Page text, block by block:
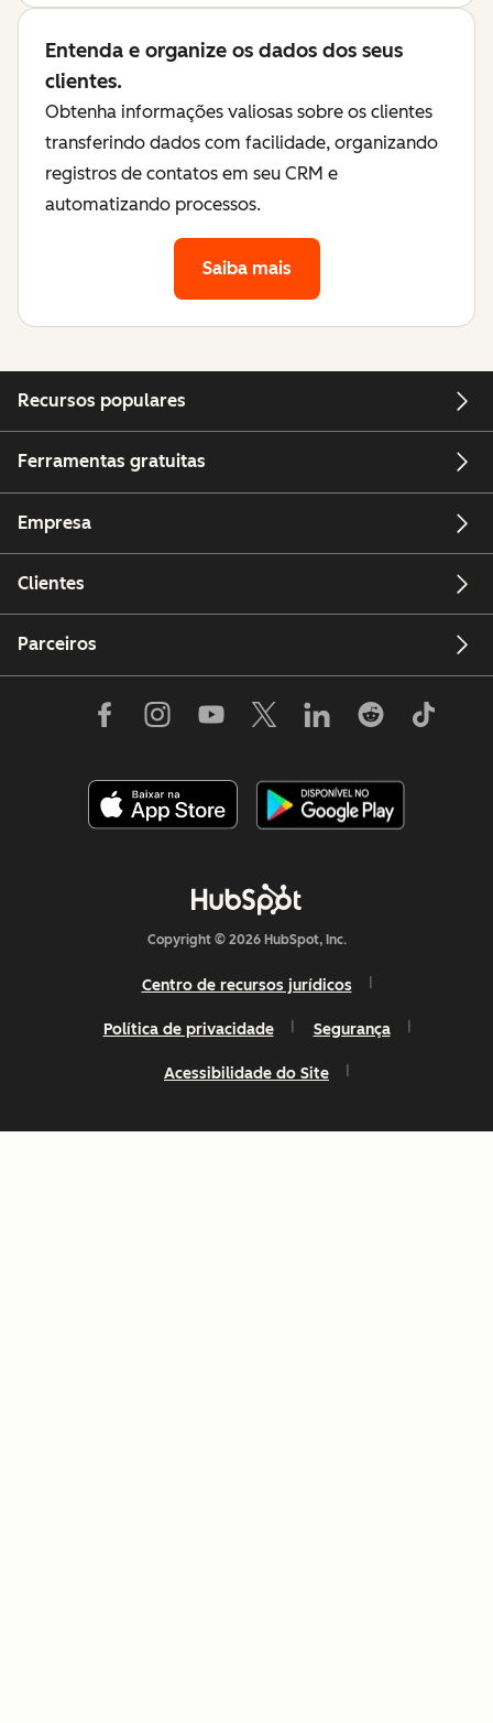
Entenda e organize os dados dos seus
clientes.
Obtenha informações valiosas sobre os clientes
transferindo dados com facilidade, organizando
registros de contatos em seu CRM e
automatizando processos.
Saiba mais
Recursos populares
Ferramentas gratuitas
Empresa
Clientes
Parceiros
Copyright © 2026 HubSpot, Inc.
Centro de recursos jurídicos
Política de privacidade Segurança
Acessibilidade do Site